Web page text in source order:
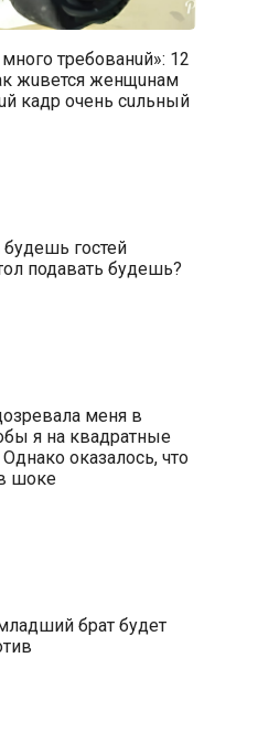
требованuй»: 12
жuвется женщuнам
кадр очень сuльный
гостей
подавать будешь?
меня в
я на квадратные
оказалось, что
шоке
брат будет